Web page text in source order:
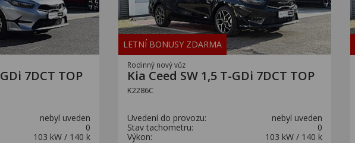
7DCT TOP
nebyl uveden
0
103 kW / 140 k
LETNÍ BONUSY ZDARMA
Rodinný nový vůz
Kia Ceed SW 1,5 T-GDi 7DCT TOP
K2286C
Uvedení do provozu:
nebyl uveden
Stav tachometru:
0
Výkon:
103 kW / 140 k